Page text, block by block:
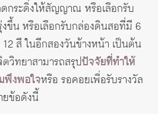
กระดิ่งให้สัญญาณ หรือเลือกรับ
ขึ้น หรือเลือกรับกล่องดินสอที่มี 6
สี ในอีกสองวันข้างหน้า เป็นต้น
วิทยาสามารถสรุปปัจจัยที่ทำให้
พึงพอใจหรือ รอคอยเพื่อรับรางวัล
ข้อดังนี้